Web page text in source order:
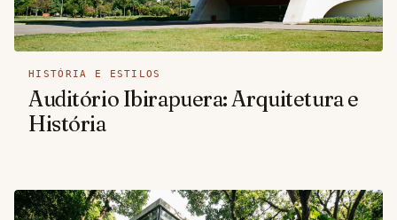
HISTÓRIA E ESTILOS
Auditório Ibirapuera: Arquitetura e
História